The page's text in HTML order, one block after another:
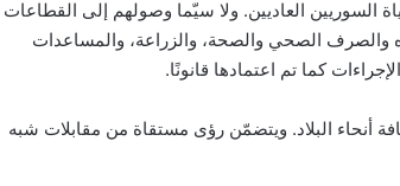
السوريين العاديين. ولا سيّما وصولهم إلى القطاعات
والصرف الصحي والصحة، والزراعة، والمساعدات
كما تم اعتمادها قانونًا.
تمّ استفتاؤهم من كافة أنحاء البلاد. ويتضمّن رؤى مستقاة من مقابلات شبه